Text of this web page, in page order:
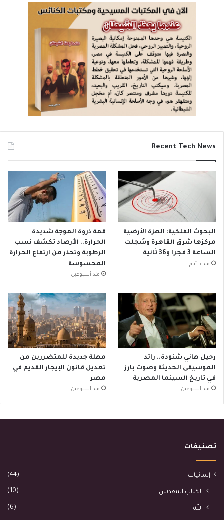
Recent Tech News
البحوث الفلكية: الهزة الأرضية
مركزها شرق القاهرة وسُجلت
الساعة 3 فجرا و36 ثانية
منذ 5 أيام
قمة ذروة الموجة شديدة
الحرارة.. الأرصاد تكشف نسب
الرطوبة وتحذر من ارتفاع الحرارة
المحسوسة
منذ أسبوعين
رحيل هاني شنودة.. رائد
الموسيقى الحديثة وصوت بارز
في تاريخ السينما المصرية
منذ أسبوعين
مهلة جديدة للمتضررين من
تعديل قانون الإيجار القديم في
مصر
منذ أسبوعين
تصنيفات
إيمانيات (44)
الكتاب المقدس (10)
الله (6)